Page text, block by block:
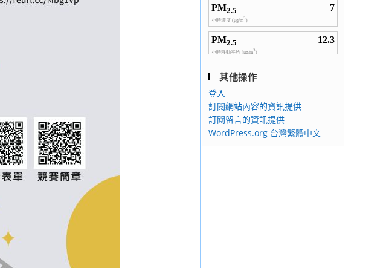
其他操作
登入
訂閱網站內容的資訊提供
訂閱留言的資訊提供
WordPress.org 台灣繁體中文